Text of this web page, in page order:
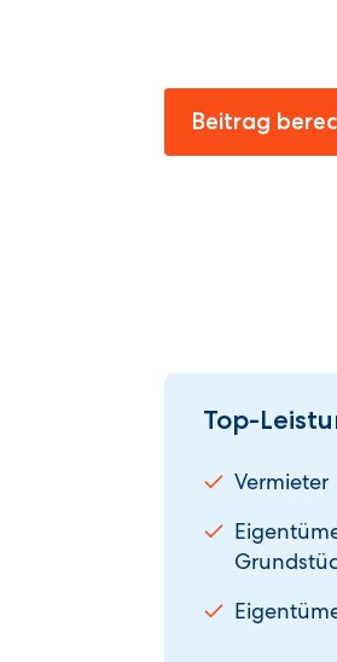
Beitrag
Top-
Vermieter